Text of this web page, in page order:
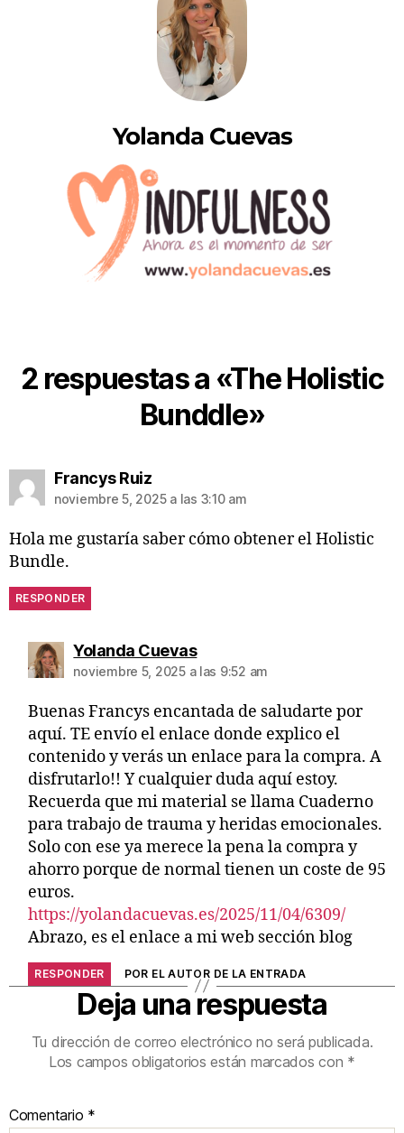
Yolanda Cuevas
2 respuestas a «The Holistic
Bunddle»
Francys Ruiz
noviembre 5, 2025 a las 3:10 am
Hola me gustaría saber cómo obtener el Holistic
Bundle.
RESPONDER
Yolanda Cuevas
noviembre 5, 2025 a las 9:52 am
Buenas Francys encantada de saludarte por
aquí. TE envío el enlace donde explico el
contenido y verás un enlace para la compra. A
disfrutarlo!! Y cualquier duda aquí estoy.
Recuerda que mi material se llama Cuaderno
para trabajo de trauma y heridas emocionales.
Solo con ese ya merece la pena la compra y
ahorro porque de normal tienen un coste de 95
euros.
https://yolandacuevas.es/2025/11/04/6309/
Abrazo, es el enlace a mi web sección blog
RESPONDER POR EL AUTOR DE LA ENTRADA
Deja una respuesta
Tu dirección de correo electrónico no será publicada.
Los campos obligatorios están marcados con *
Comentario *